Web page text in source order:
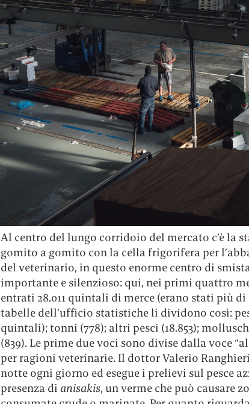
Al centro del lungo corridoio del mercato c’è la
gomito a gomito con la cella frigorifera per
del veterinario, in questo enorme centro di
importante e silenzioso: qui, nei primi quattro
entrati 28.011 quintali di merce (erano stati più di
tabelle dell’ufficio statistiche li dividono così:
quintali); tonni (778); altri pesci (18.853);
(839). Le prime due voci sono divise dalla voce
per ragioni veterinarie. Il dottor Valerio
notte ogni giorno ed esegue i prelievi sul pesce
presenza di anisakis, un verme che può causare